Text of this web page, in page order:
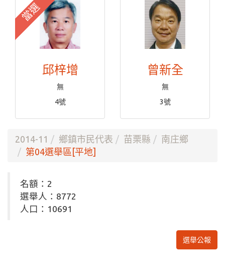
當選
邱梓增
無
4號
曾新全
無
3號
2014-11 鄉鎮市民代表 苗栗縣
南庄鄉
第04選舉區[平地]
名額：2
選舉人：8772
人口：10691
選舉公報